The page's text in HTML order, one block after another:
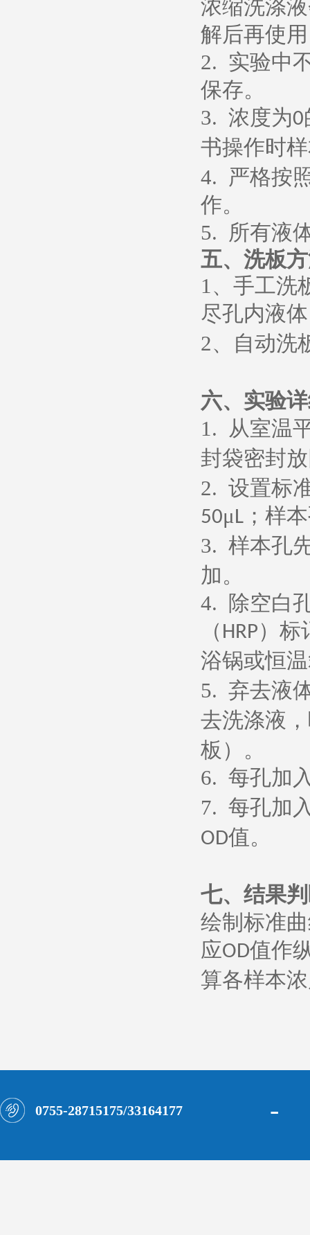
浓缩洗涤
解后再使
2. 实验中
保存。
3. 浓度为0
书操作时
4. 严格按
作。
5. 所有液
五、 洗板
1、 手工洗
尽孔内液
2、 自动洗
六、 实验
1. 从室温
封袋密封
2. 设置标
50μL ；样
3. 样本孔
加。
4. 除空白
（ HRP）标
浴锅或恒
5. 弃去液
去洗涤液
板）。
6. 每孔加
7. 每孔加
OD值。
七、 结果
绘制标准
应OD值作
算各样本
0755-28715175/33164177 -